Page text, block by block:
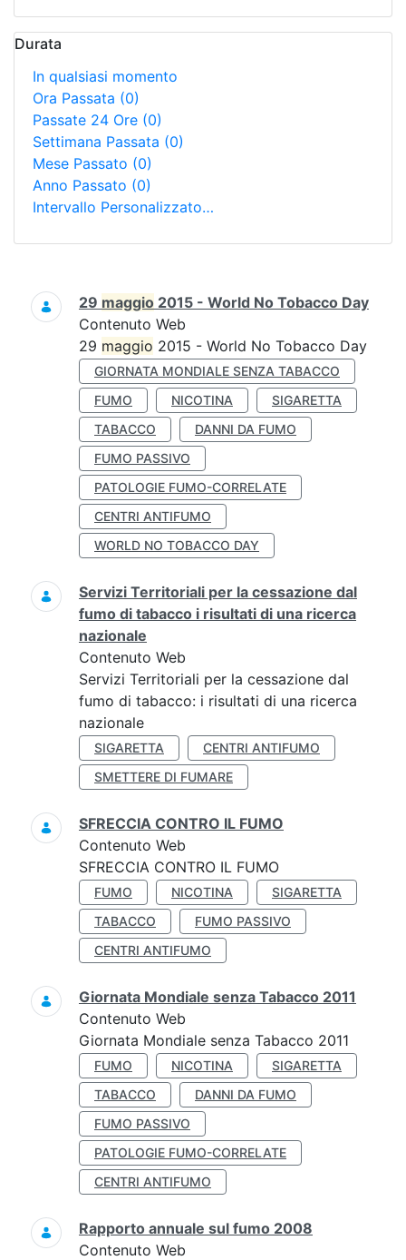
Durata
In qualsiasi momento
Ora Passata (0)
Passate 24 Ore (0)
Settimana Passata (0)
Mese Passato (0)
Anno Passato (0)
Intervallo Personalizzato…
Ricerca
29 maggio 2015 - World No Tobacco Day
Contenuto Web
29 maggio 2015 - World No Tobacco Day
GIORNATA MONDIALE SENZA TABACCO
FUMO
NICOTINA
SIGARETTA
TABACCO
DANNI DA FUMO
FUMO PASSIVO
PATOLOGIE FUMO-CORRELATE
CENTRI ANTIFUMO
WORLD NO TOBACCO DAY
Servizi Territoriali per la cessazione dal
fumo di tabacco i risultati di una ricerca
nazionale
Contenuto Web
Servizi Territoriali per la cessazione dal
fumo di tabacco: i risultati di una ricerca
nazionale
SIGARETTA
CENTRI ANTIFUMO
SMETTERE DI FUMARE
SFRECCIA CONTRO IL FUMO
Contenuto Web
SFRECCIA CONTRO IL FUMO
FUMO NICOTINA
SIGARETTA
TABACCO
FUMO PASSIVO
CENTRI ANTIFUMO
Giornata Mondiale senza Tabacco 2011
Contenuto Web
Giornata Mondiale senza Tabacco 2011
FUMO NICOTINA
SIGARETTA
TABACCO
DANNI DA FUMO
FUMO PASSIVO
PATOLOGIE FUMO-CORRELATE
CENTRI ANTIFUMO
Rapporto annuale sul fumo 2008
Contenuto Web